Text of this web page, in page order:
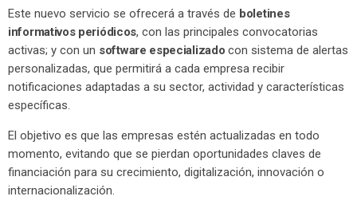
Este nuevo servicio se ofrecerá a través de boletines
informativos periódicos, con las principales convocatorias
activas; y con un software especializado con sistema de alertas
personalizadas, que permitirá a cada empresa recibir
notificaciones adaptadas a su sector, actividad y características
específicas.
El objetivo es que las empresas estén actualizadas en todo
momento, evitando que se pierdan oportunidades claves de
financiación para su crecimiento, digitalización, innovación o
internacionalización.